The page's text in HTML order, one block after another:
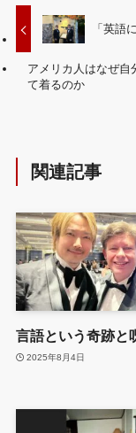
「英語
アメリカ人はなぜ自
て着るのか
関連記事
言語という奇跡と
2025年8月4日